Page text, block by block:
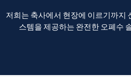
저희는 축사에서 현장에 이르기까지
스템을 제공하는 완전한 오폐수